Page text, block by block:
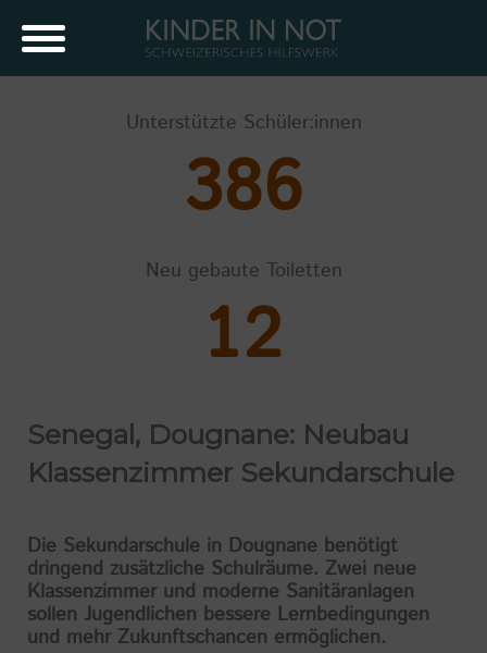
Unterstützte Schüler:innen
386
Neu gebaute Toiletten
12
Senegal, Dougnane: Neubau
Klassenzimmer Sekundarschule
Die Sekundarschule in Dougnane benötigt
dringend zusätzliche Schulräume. Zwei neue
Klassenzimmer und moderne Sanitäranlagen
sollen Jugendlichen bessere Lernbedingungen
und mehr Zukunftschancen ermöglichen.